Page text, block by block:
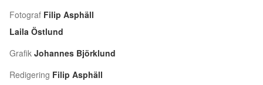
Fotograf Filip Asphäll
Laila Östlund
Grafik Johannes Björklund
Redigering Filip Asphäll